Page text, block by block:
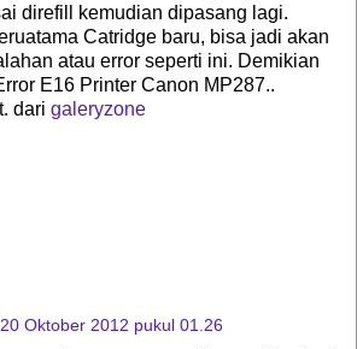
direfill kemudian dipasang lagi.
Catridge baru, bisa jadi akan
atau error seperti ini. Demikian
E16 Printer Canon MP287..
dari galeryzone
20 Oktober 2012 pukul 01.26